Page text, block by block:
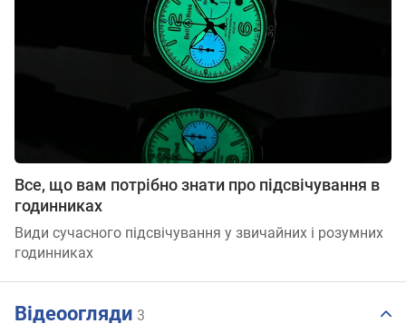
Все, що вам потрібно знати про підсвічування в
годинниках
Види сучасного підсвічування у звичайних і розумних
годинниках
Відеоогляди 3